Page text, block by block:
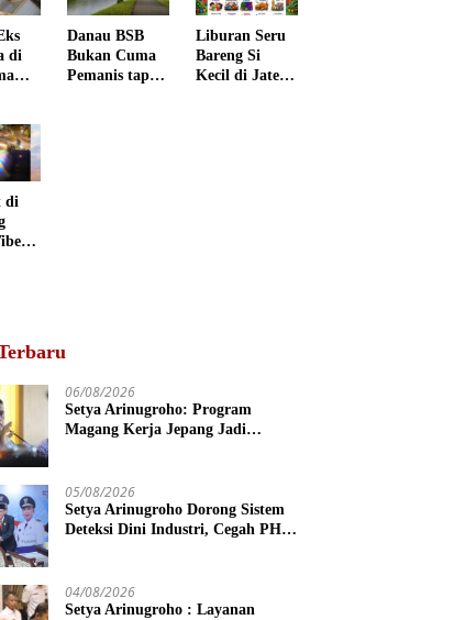
di
Danau BSB
Bukan Cuma
Pemanis tapi
Liburan Seru
Bareng Si
Kecil di Jateng
di
06/08/2026
Setya Arinugroho: Program
Magang Kerja Jepang Jadi
05/08/2026
Setya Arinugroho Dorong Sistem
Deteksi Dini Industri, Cegah PHK
04/08/2026
Setya Arinugroho : Layanan